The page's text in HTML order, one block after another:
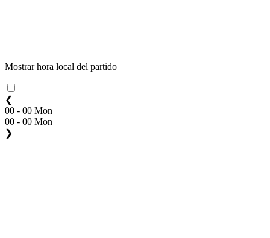
Mostrar hora local del partido
❮
00 - 00 Mon
00 - 00 Mon
❯